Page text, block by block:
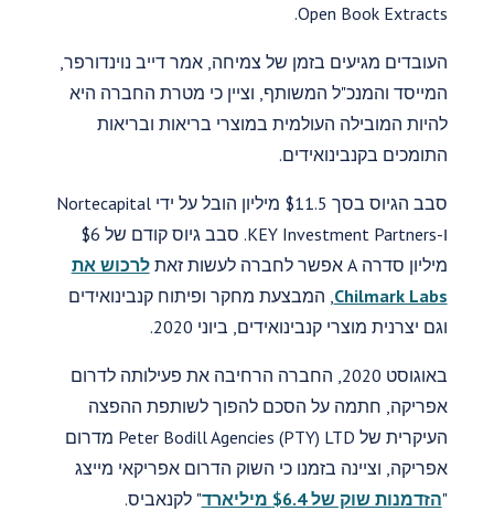
Open Book Extracts.
העובדים מגיעים בזמן של צמיחה, אמר דייב נוינדורפר,
המייסד והמנכ"ל המשותף, וציין כי מטרת החברה היא
להיות המובילה העולמית במוצרי בריאות ובריאות
התומכים בקנבינואידים.
סבב הגיוס בסך $11.5 מיליון הובל על ידי Nortecapital
ו-KEY Investment Partners. סבב גיוס קודם של $6
מיליון סדרה A אפשר לחברה לעשות זאת
לרכוש את
Chilmark Labs , המבצעת מחקר ופיתוח קנבינואידים
וגם יצרנית מוצרי קנבינואידים, ביוני 2020.
באוגוסט 2020, החברה הרחיבה את פעילותה לדרום
אפריקה, חתמה על הסכם להפוך לשותפת ההפצה
העיקרית של Peter Bodill Agencies (PTY) LTD מדרום
אפריקה, וציינה בזמנו כי השוק הדרום אפריקאי מייצג
"הזדמנות שוק של $6.4 מיליארד " לקנאביס.